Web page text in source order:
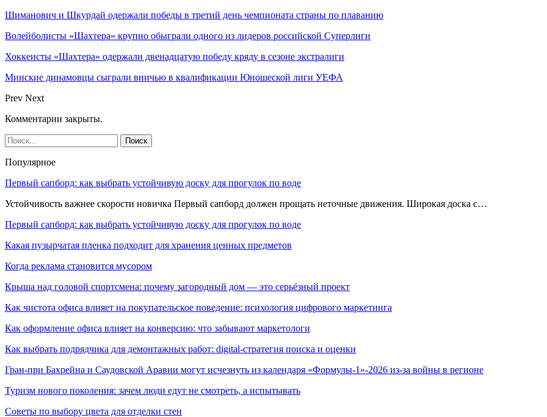
Шиманович и Шкурдай одержали победы в третий день чемпионата страны по плаванию
Волейболисты «Шахтера» крупно обыграли одного из лидеров российской Суперлиги
Хоккеисты «Шахтера» одержали двенадцатую победу кряду в сезоне экстралиги
Минские динамовцы сыграли вничью в квалификации Юношеской лиги УЕФА
Prev Next
Комментарии закрыты.
Популярное
Первый сапборд: как выбрать устойчивую доску для прогулок по воде
Устойчивость важнее скорости новичка Первый сапборд должен прощать неточные движения. Широкая доска с…
Первый сапборд: как выбрать устойчивую доску для прогулок по воде
Какая пузырчатая пленка подходит для хранения ценных предметов
Когда реклама становится мусором
Крыша над головой спортсмена: почему загородный дом — это серьёзный проект
Как чистота офиса влияет на покупательское поведение: психология цифрового маркетинга
Как оформление офиса влияет на конверсию: что забывают маркетологи
Как выбрать подрядчика для демонтажных работ: digital-стратегия поиска и оценки
Гран-при Бахрейна и Саудовской Аравии могут исчезнуть из календаря «Формулы-1»-2026 из-за войны в регионе
Туризм нового поколения: зачем люди едут не смотреть, а испытывать
Советы по выбору цвета для отделки стен